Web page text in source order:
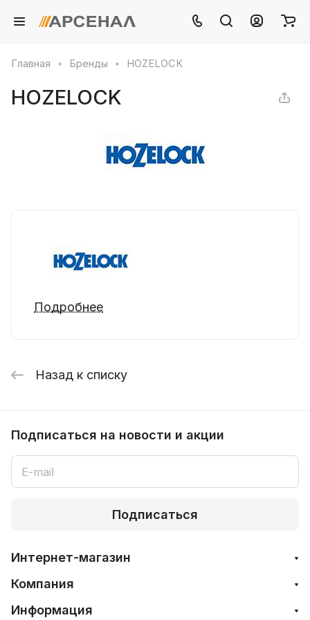
Главная Бренды HOZELOCK
HOZELOCK
Подробнее
Назад к списку
Подписаться на новости и акции
Подписаться
Интернет-магазин
Компания
Информация